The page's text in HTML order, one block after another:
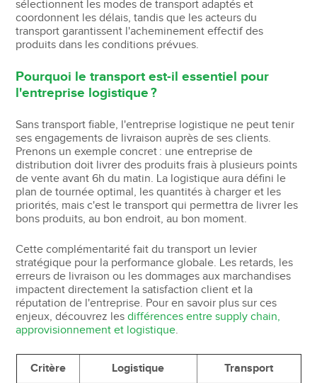
sélectionnent les modes de transport adaptés et
coordonnent les délais, tandis que les acteurs du
transport garantissent l'acheminement effectif des
produits dans les conditions prévues.
Pourquoi le transport est-il essentiel pour
l'entreprise logistique ?
Sans transport fiable, l'entreprise logistique ne peut tenir
ses engagements de livraison auprès de ses clients.
Prenons un exemple concret : une entreprise de
distribution doit livrer des produits frais à plusieurs points
de vente avant 6h du matin. La logistique aura défini le
plan de tournée optimal, les quantités à charger et les
priorités, mais c'est le transport qui permettra de livrer les
bons produits, au bon endroit, au bon moment.
Cette complémentarité fait du transport un levier
stratégique pour la performance globale. Les retards, les
erreurs de livraison ou les dommages aux marchandises
impactent directement la satisfaction client et la
réputation de l'entreprise. Pour en savoir plus sur ces
enjeux, découvrez lesdifférences entre supply chain,
approvisionnement et logistique.
Critère Logistique Transport